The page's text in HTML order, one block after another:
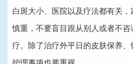
白斑大小、医院以及疗法都有关
慎重，不要盲目跟从别人或者不
疗。除了治疗外平日的皮肤保养